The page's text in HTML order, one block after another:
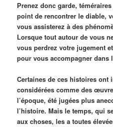
Prenez donc garde,
point de rencontrer le diable,
vous assisterez à des
Lorsque tout autour de vous
vous perdrez votre jugement
pour vous accompagner dans
Certaines de ces histoires ont
considérées comme des
l’époque, été jugées plus
l’histoire. Mais le temps, qui
aux choses, les a toutes